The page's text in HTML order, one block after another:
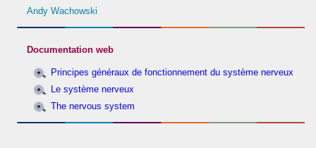
Andy Wachowski
Documentation web
Principes généraux de fonctionnement du système nerveux
Le système nerveux
The nervous system